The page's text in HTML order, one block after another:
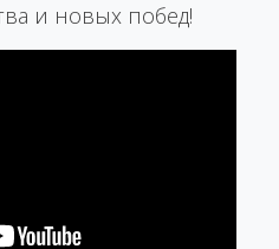
и новых побед!